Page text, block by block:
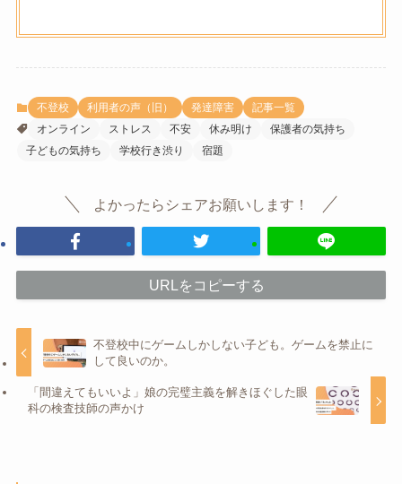
不登校 利用者の声（旧） 発達障害
記事一覧
オンライン
ストレス 不安 休み明け
保護者の気持ち
子どもの気持ち
学校行き渋り 宿題
よかったらシェアお願いします！
URLをコピーする
不登校中にゲームしかしない子ども。ゲームを禁止に
して良いのか。
「間違えてもいいよ」娘の完璧主義を解きほぐした眼
科の検査技師の声かけ